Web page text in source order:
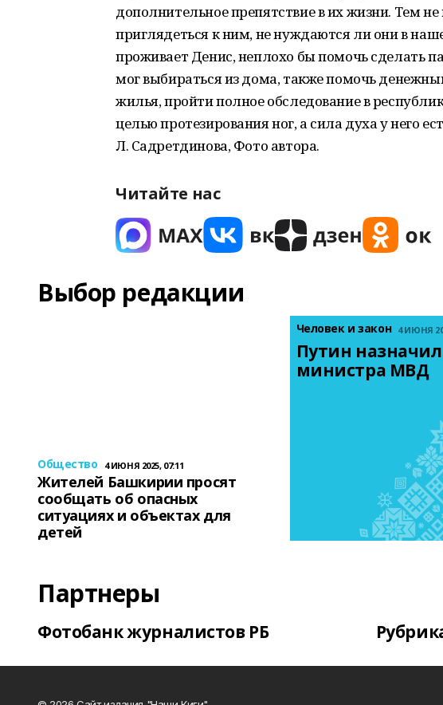
дополнительное препятствие в их жизни. Тем
приглядеться к ним, не нуждаются ли они в
проживает Денис, неплохо бы помочь сделать
мог выбираться из дома, также помочь
жилья, пройти полное обследование в
целью протезирования ног, а сила духа у него
Л. Садретдинова, Фото автора.
Читайте нас
Выбор редакции
Общество 4 ИЮНЯ 2025, 07:11
Жителей Башкирии просят
сообщать об опасных
ситуациях и объектах для
детей
Человек и закон 4 ИЮНЯ
Путин назначил
министра МВД
Партнеры
Фотобанк журналистов РБ